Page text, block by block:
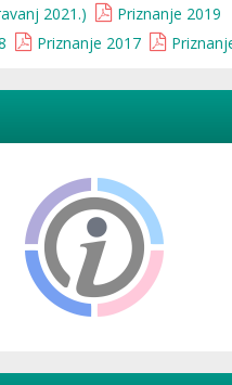
2021.)
Priznanje 2019
Priznanje 2017